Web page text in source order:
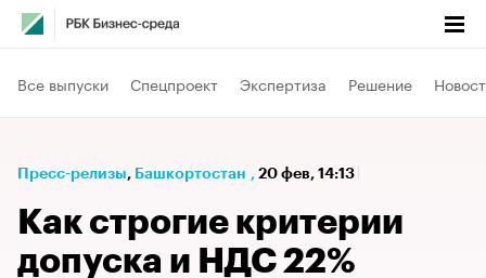
Все выпуски Спецпроект Экспертиза Решение
Пресс-релизы⁠, Башкортостан , 20 фев, 14:13
Как строгие критерии
допуска и НДС 22%